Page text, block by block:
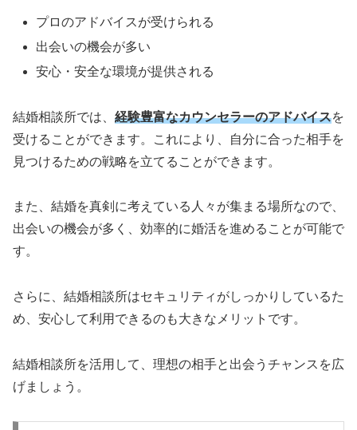
プロのアドバイスが受けられる
出会いの機会が多い
安心・安全な環境が提供される
結婚相談所では、 経験豊富なカウンセラーのアドバイスを
受けることができます。これにより、自分に合った相手を
見つけるための戦略を立てることができます。
また、結婚を真剣に考えている人々が集まる場所なので、
出会いの機会が多く、効率的に婚活を進めることが可能で
す。
さらに、結婚相談所はセキュリティがしっかりしているた
め、安心して利用できるのも大きなメリットです。
結婚相談所を活用して、理想の相手と出会うチャンスを広
げましょう。